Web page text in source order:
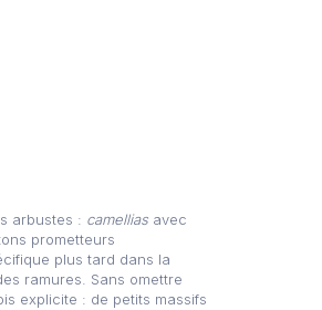
arbustes : camellias avec
prometteurs
plus tard dans la
ramures. Sans omettre
explicite : de petits massifs